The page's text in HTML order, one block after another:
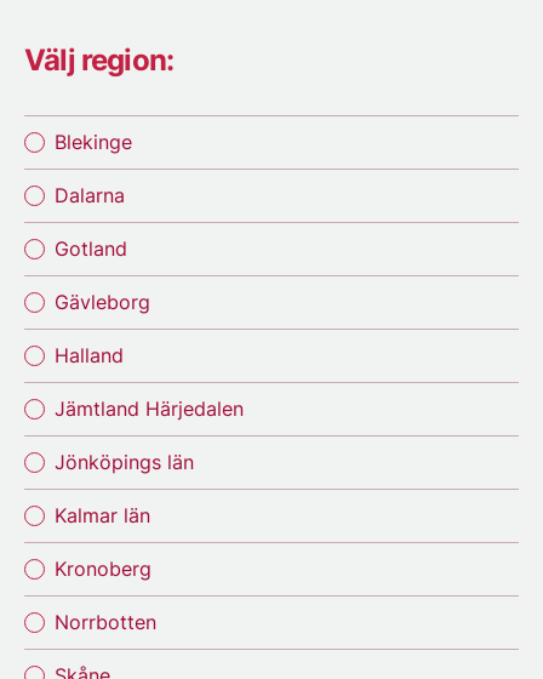
Välj region:
Blekinge
Dalarna
Gotland
Gävleborg
Halland
Jämtland Härjedalen
Jönköpings län
Kalmar län
Kronoberg
Norrbotten